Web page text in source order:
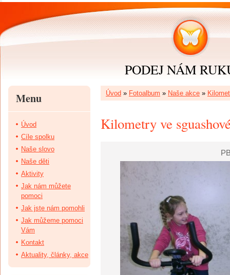
PODEJ NÁM
Úvod » Fotoalbum » Naše akce »
Kilometry ve
Menu
Úvod
Cíle spolku
Naše slovo
Naše děti
Aktivity
Jak nám můžete
pomoci
Jak jste nám pomohli
Jak můžeme pomoci
Vám
Kontakt
Aktuality, články, akce